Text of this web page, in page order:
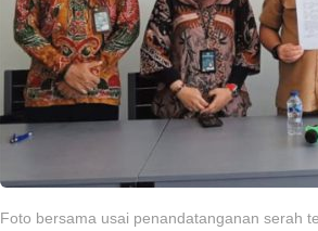
Foto bersama usai penandatanganan serah